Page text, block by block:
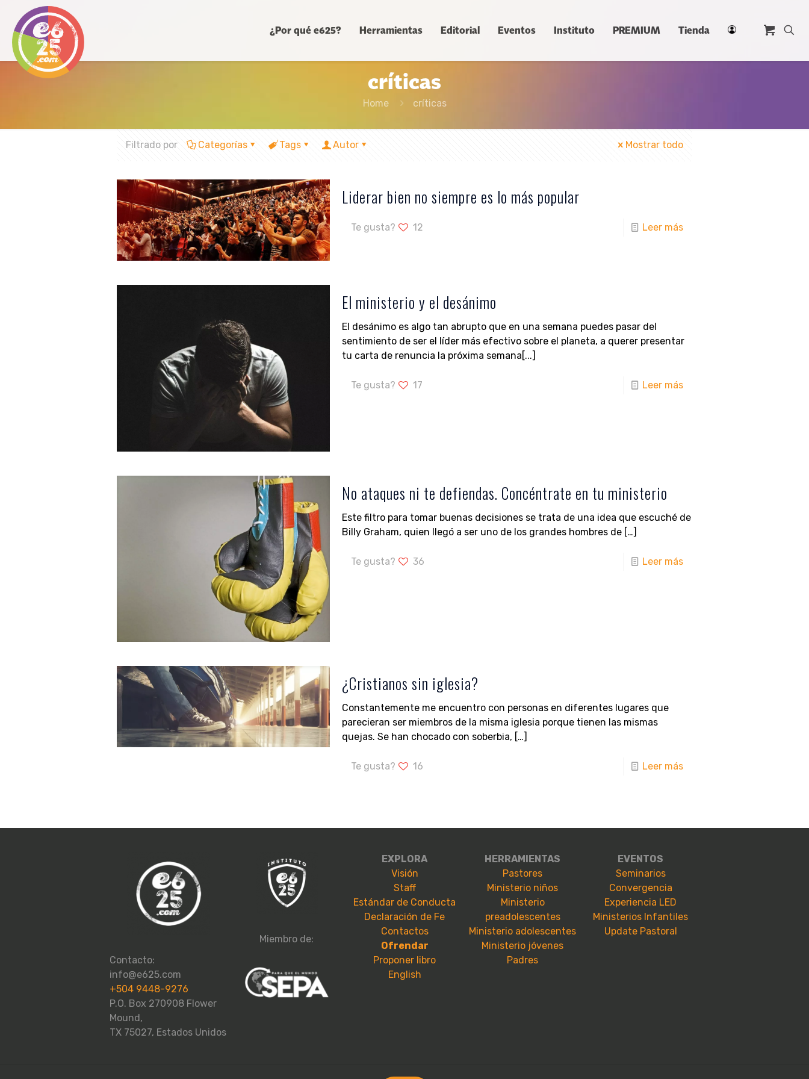
¿Por qué e625? Herramientas Editorial Eventos Instituto PREMIUM Tienda
críticas
Home críticas
Filtrado por Categorías Tags Autor Mostrar todo
Liderar bien no siempre es lo más popular
Te gusta? 12 Leer más
El ministerio y el desánimo
El desánimo es algo tan abrupto que en una semana puedes pasar del
sentimiento de ser el líder más efectivo sobre el planeta, a querer presentar
tu carta de renuncia la próxima semana[...]
Te gusta? 17 Leer más
No ataques ni te defiendas. Concéntrate en tu ministerio
Este filtro para tomar buenas decisiones se trata de una idea que escuché de
Billy Graham, quien llegó a ser uno de los grandes hombres de[…]
Te gusta? 36 Leer más
¿Cristianos sin iglesia?
Constantemente me encuentro con personas en diferentes lugares que
parecieran ser miembros de la misma iglesia porque tienen las mismas
quejas. Se han chocado con soberbia, […]
Te gusta? 16 Leer más
Contacto:
info@e625.com
+504 9448-9276
P.O. Box 270908 Flower
Mound,
TX 75027, Estados Unidos
Miembro de:
EXPLORA
Visión
Staff
Estándar de Conducta
Declaración de Fe
Contactos
Ofrendar
Proponer libro
English
HERRAMIENTAS
Pastores
Ministerio niños
Ministerio
preadolescentes
Ministerio adolescentes
Ministerio jóvenes
Padres
EVENTOS
Seminarios
Convergencia
Experiencia LED
Ministerios Infantiles
Update Pastoral